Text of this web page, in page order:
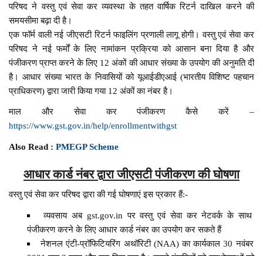
परिषद ने वस्तु एवं सेवा कर व्यवस्था के तहत वार्षिक रिटर्न दाखिल करने की
समयसीमा बढ़ा दी है।
एक फॉर्म वाली नई जीएसटी रिटर्न फाइलिंग प्रणाली लागू होगी। वस्तु एवं सेवा कर
परिषद ने नई फर्मों के लिए नामांकन प्रक्रिया को आसान बना दिया है और
पंजीकरण प्राप्त करने के लिए 12 अंकों की आधार संख्या के उपयोग की अनुमति दी
है। आधार संख्या भारत के निवासियों को यूआईडीएआई (भारतीय विशिष्ट पहचान
प्राधिकरण) द्वारा जारी किया गया 12 अंकों का नंबर है।
माल और सेवा कर पंजीकरण कैसे करें –
https://www.gst.gov.in/help/enrollmentwithgst
Also Read :PMEGP Scheme
आधार कार्ड नंबर द्वारा जीएसटी पंजीकरण की घोषणा
वस्तु एवं सेवा कर परिषद द्वारा की गई घोषणाएं इस प्रकार हैं:-
व्यवसाय अब gst.gov.in पर वस्तु एवं सेवा कर नेटवर्क के साथ
पंजीकरण करने के लिए आधार कार्ड नंबर का उपयोग कर सकते हैं
नेशनल एंटी-प्रॉफिटियरिंग अथॉरिटी (NAA) का कार्यकाल 30 नवंबर